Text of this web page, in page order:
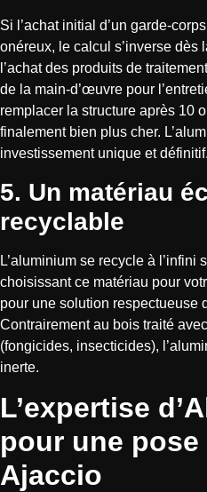
Si l’achat initial d’un garde-
onéreux, le calcul s’inverse dès
l’achat des produits de
de la main-d’œuvre pour
remplacer la structure après 10
finalement bien plus cher.
investissement unique et définitif.
5. Un matériau
recyclable
L’aluminium se recycle à
choisissant ce matériau pour
pour une solution respectueuse
Contrairement au bois traité
(fongicides, insecticides),
inerte.
L’expertise
pour une
Ajaccio